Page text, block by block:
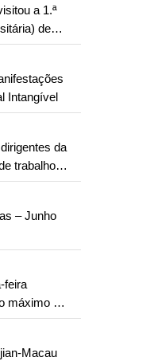
a 1.ª
de
Hengqin
Intangível
da
trabalho
– Junho
feira
máximo em
Macau